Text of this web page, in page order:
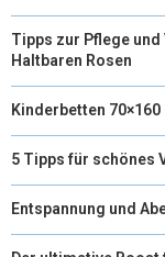
Tipps zur Pflege
Haltbaren Rosen
Kinderbetten
5 Tipps für schönes
Entspannung und